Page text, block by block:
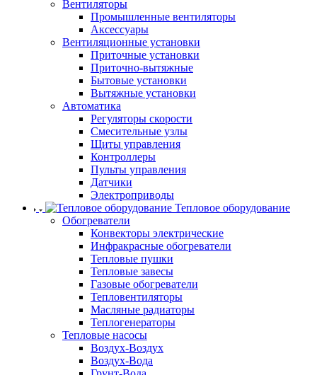
Вентиляторы
Промышленные вентиляторы
Аксессуары
Вентиляционные установки
Приточные установки
Приточно-вытяжные
Бытовые установки
Вытяжные установки
Автоматика
Регуляторы скорости
Смесительные узлы
Щиты управления
Контроллеры
Пульты управления
Датчики
Электроприводы
Тепловое оборудование
Обогреватели
Конвекторы электрические
Инфракрасные обогреватели
Тепловые пушки
Тепловые завесы
Газовые обогреватели
Тепловентиляторы
Масляные радиаторы
Теплогенераторы
Тепловые насосы
Воздух-Воздух
Воздух-Вода